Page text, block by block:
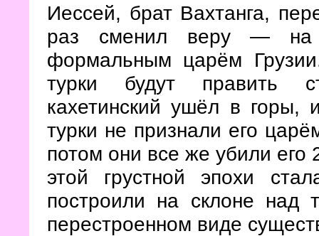
Иессей, брат Вахтанга,
раз сменил веру —
формальным царём
турки будут править
кахетинский ушёл в горы,
турки не признали его
потом они все же убили его
этой грустной эпохи
построили на склоне над
перестроенном виде